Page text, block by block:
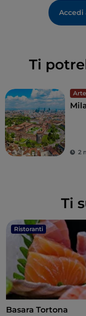
Accedi
Ti
2
Ti
Ristoranti
Basara Tortona